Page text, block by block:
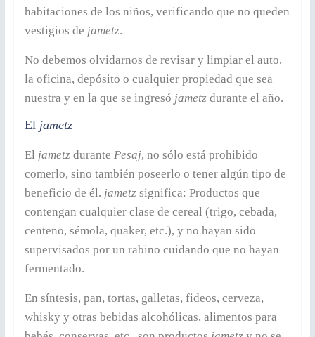
habitaciones de los niños, verificando que no queden
vestigios de jametz.
No debemos olvidarnos de revisar y limpiar el auto,
la oficina, depósito o cualquier propiedad que sea
nuestra y en la que se ingresó jametz durante el año.
El jametz
El jametzdurante Pesaj, no sólo está prohibido
comerlo, sino también poseerlo o tener algún tipo de
beneficio de él. jametzsignifica: Productos que
contengan cualquier clase de cereal (trigo, cebada,
centeno, sémola, quaker, etc.), y no hayan sido
supervisados por un rabino cuidando que no hayan
fermentado.
En síntesis, pan, tortas, galletas, fideos, cerveza,
whisky y otras bebidas alcohólicas, alimentos para